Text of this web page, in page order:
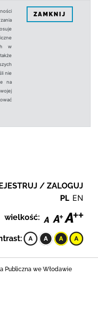
w
nie
na
ZAMKNIJ
/ ZALOGUJ
PL EN
wielkość:
Publiczna we Włodawie